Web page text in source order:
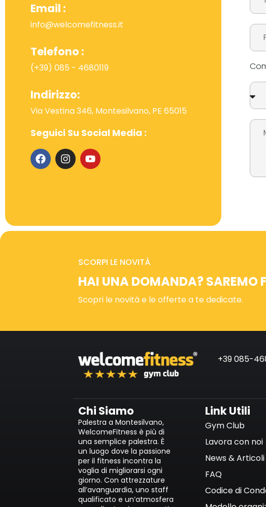
Email :
info@welcomefitness.it
Telefono :
(+39) 085 - 4680119
Indirizzo:
Via Vestina 346, Montesilvano, PE 65015
Seguici Su Social Media :
SCORPI LE NOVITÀ
HAI UNA DOMANDA? SAREMO
Scopri le novità e le offerte a te dedicate.
+39 085-
Chi Siamo
Palestra a Montesilvano,
WelcomeFitness è più di
una semplice palestra. È
un luogo dove la passione
per il fitness incontra la
voglia di migliorarsi ogni
giorno. Con attrezzature
all’avanguardia, uno staff
qualificato e un’atmosfera
Link Utili
Gym Club
Lavora con noi
News & Articoli
FAQ
Codice di